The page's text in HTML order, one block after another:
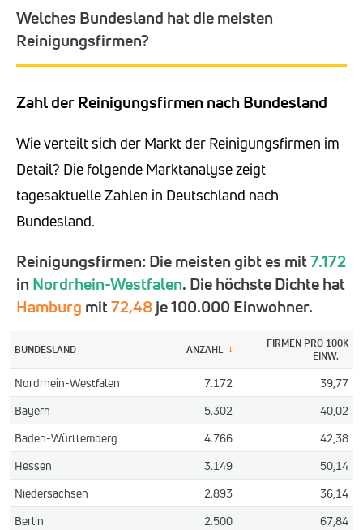
Welches Bundesland hat die meisten
Reinigungsfirmen?
Zahl der Reinigungsfirmen nach Bundesland
Wie verteilt sich der Markt der Reinigungsfirmen im
Detail? Die folgende Marktanalyse zeigt
tagesaktuelle Zahlen in Deutschland nach
Bundesland.
Reinigungsfirmen: Die meisten gibt es mit7.172
in Nordrhein-Westfalen. Die höchste Dichte hat
Hamburg mit72,48je 100.000 Einwohner.
BUNDESLAND ANZAHL ↓
FIRMEN PRO 100K
EINW.
Nordrhein-Westfalen 7.172
39,77
Bayern
5.302
40,02
Baden-Württemberg
4.766
42,38
Hessen
3.149
50,14
Niedersachsen
2.893
36,14
Berlin
2.500
67,84